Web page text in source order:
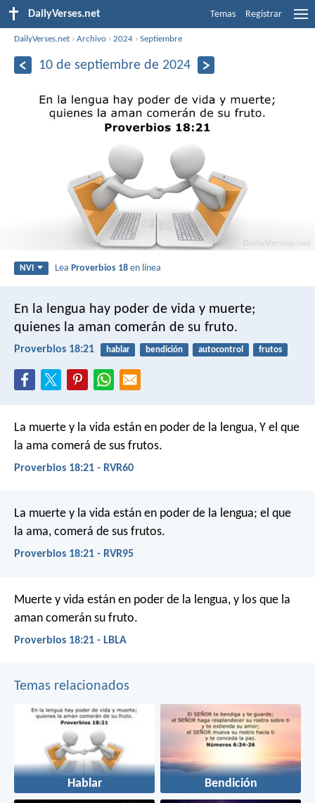
DailyVerses.net Temas Registrar
DailyVerses.net ›Archivo ›2024 ›Septiembre
10 de septiembre de 2024
NVI LeaProverbios 18 en línea
En la lengua hay poder de vida y muerte;
quienes la aman comerán de su fruto.
Proverbios 18:21 hablar bendición autocontrol frutos
La muerte y la vida están en poder de la lengua, Y el que
la ama comerá de sus frutos.
Proverbios 18:21 - RVR60
La muerte y la vida están en poder de la lengua; el que
la ama, comerá de sus frutos.
Proverbios 18:21 - RVR95
Muerte y vida están en poder de la lengua, y los que la
aman comerán su fruto.
Proverbios 18:21 - LBLA
Temas relacionados
Hablar Bendición